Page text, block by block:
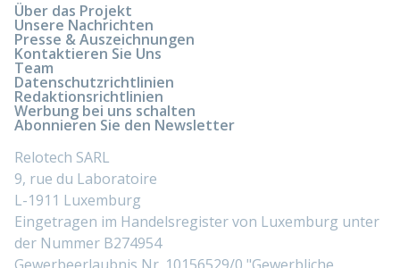
Über das Projekt
Unsere Nachrichten
Presse & Auszeichnungen
Kontaktieren Sie Uns
Team
Datenschutzrichtlinien
Redaktionsrichtlinien
Werbung bei uns schalten
Abonnieren Sie den Newsletter
Relotech SARL
9, rue du Laboratoire
L-1911 Luxemburg
Eingetragen im Handelsregister von Luxemburg unter
der Nummer B274954